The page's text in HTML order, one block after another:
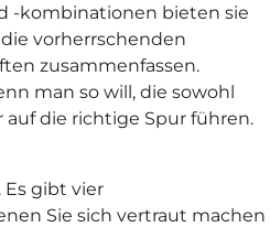
-kombinationen bieten sie
vorherrschenden
zusammenfassen.
man so will, die sowohl
auf die richtige Spur führen.
Es gibt vier
Sie sich vertraut machen